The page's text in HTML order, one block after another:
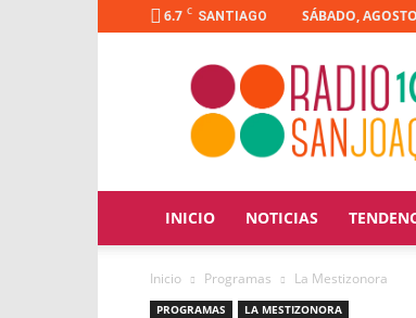
6.7 C SANTIAGO SÁBADO,
Radio
Joaquín
INICIO NOTICIAS
Inicio Programas La Mestizonora
PROGRAMAS LA MESTIZONORA